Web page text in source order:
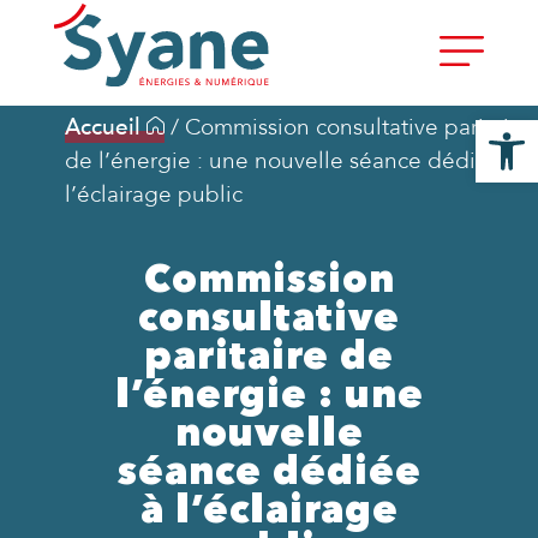
Accueil / Commission consultative paritaire
de l’énergie : une nouvelle séance dédiée à
l’éclairage public
Commission
consultative
paritaire de
l’énergie : une
nouvelle
séance dédiée
à l’éclairage
Ouvrir